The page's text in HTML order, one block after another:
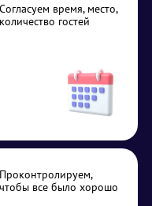
Согласуем время, место,
количество гостей
Проконтролируем,
чтобы все было хорошо